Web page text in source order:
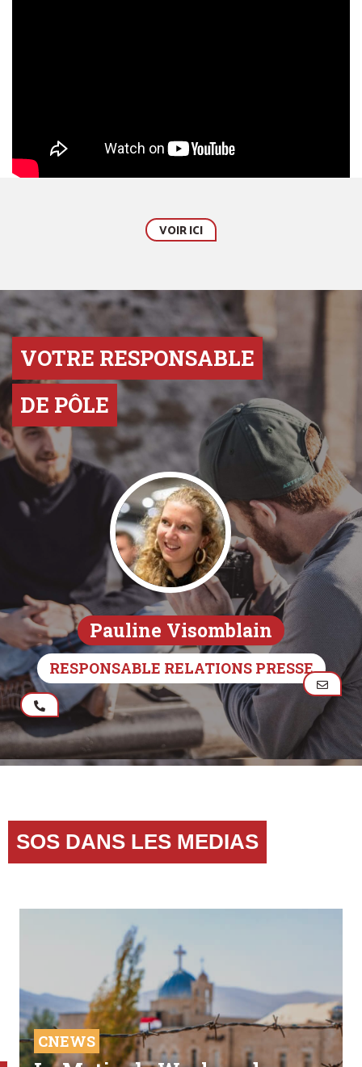
VOIR ICI
VOTRE RESPONSABLE
DE PÔLE
Pauline Visomblain
RESPONSABLE RELATIONS PRESSE
SOS DANS LES MEDIAS
CNEWS